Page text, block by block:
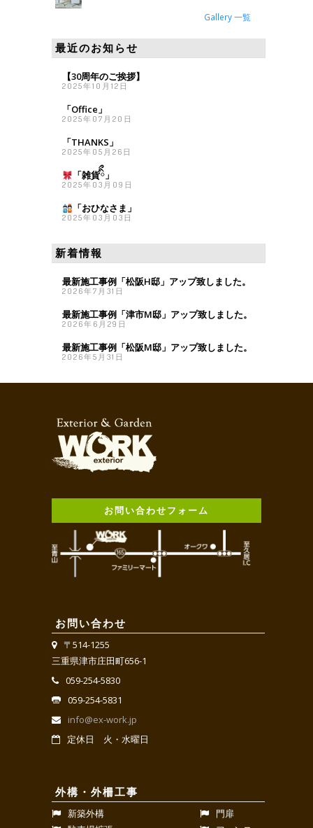
Gallery 一覧
最近のお知らせ
【30周年のご挨拶】
2025年10月12日
「Office」
2025年07月20日
「THANKS」
2025年05月26日
「雑貨ིྀ」
2025年03月09日
「おひなさま 」
2025年03月03日
新着情報
最新施工事例「松阪H邸」アップ致しました。
2026年7月31日
最新施工事例「津市M邸」アップ致しました。
2026年6月29日
最新施工事例「松阪M邸」アップ致しました。
2026年5月31日
お問い合わせフォーム
お問い合わせ
〒514-1255
三重県津市庄田町656-1
059-254-5830
059-254-5831
info@ex-work.jp
定休日 火・水曜日
外構・外柵工事
新築外構
門扉